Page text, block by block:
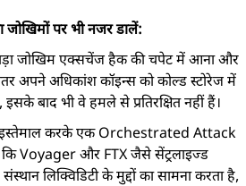
जोखिमों पर भी नजर डालें:
जोखिम एक्सचेंज हैक की चपेट में आना और
अपने अधिकांश कॉइन्स को कोल्ड स्टोरेज में
बाद भी वे हमले से प्रतिरक्षित नहीं हैं।
करके एक Orchestrated Attack
Voyager और FTX जैसे सेंट्रलाइज्ड
लिक्विडिटी के मुद्दों का सामना करता है,